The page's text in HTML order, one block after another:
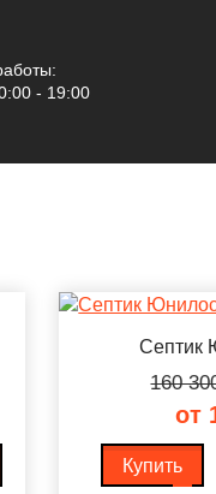
- 19:00
Септики на 5
Септик
160
от
Купить